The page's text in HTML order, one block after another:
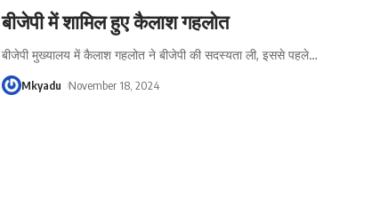
बीजेपी में शामिल हुए कैलाश गहलोत
बीजेपी मुख्यालय में कैलाश गहलोत ने बीजेपी की सदस्यता ली, इससे पहले…
Mkyadu November 18, 2024